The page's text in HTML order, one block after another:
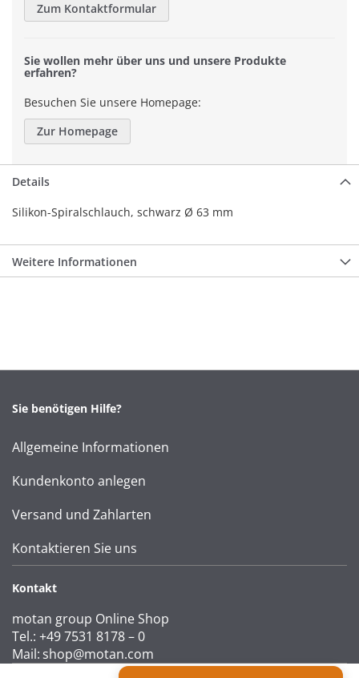
Zum Kontaktformular
Sie wollen mehr über uns und unsere Produkte
erfahren?
Besuchen Sie unsere Homepage:
Zur Homepage
Details
Silikon-Spiralschlauch, schwarz Ø 63 mm
Weitere Informationen
Sie benötigen Hilfe?
Allgemeine Informationen
Kundenkonto anlegen
Versand und Zahlarten
Kontaktieren Sie uns
Kontakt
motan group Online Shop
Tel.: +49 7531 8178 – 0
Mail: shop@motan.com